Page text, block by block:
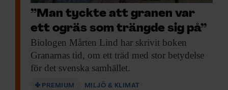
”Man tyckte att granen var
ett ogräs som trängde sig på”
Biologen Mårten Lind har skrivit boken
Granarnas tid, om ett träd med stor betydelse
för det svenska samhället.
PREMIUM MILJÖ & KLIMAT